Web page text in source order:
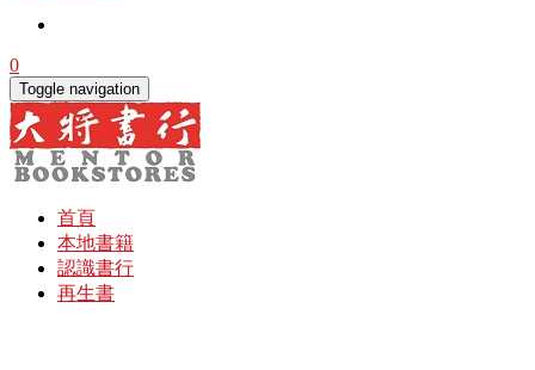
0
Toggle navigation
首頁
本地書籍
認識書行
再生書